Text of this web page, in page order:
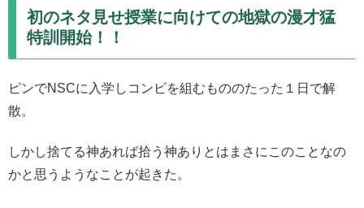
初のネタ見せ授業に向けての地獄の漫才猛
特訓開始！！
ピンでNSCに入学しコンビを組むもののたった１日で解
散。
しかし捨てる神あれば拾う神ありとはまさにこのことなの
かと思うようなことが起きた。